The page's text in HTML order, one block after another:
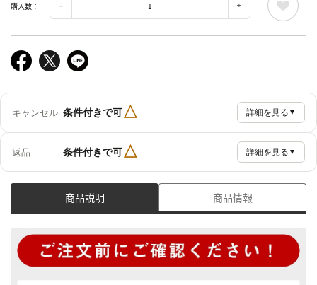
購入数：
キャンセル 条件付きで可△ 詳細を見る ▼
返品 条件付きで可△ 詳細を見る ▼
商品説明 商品情報